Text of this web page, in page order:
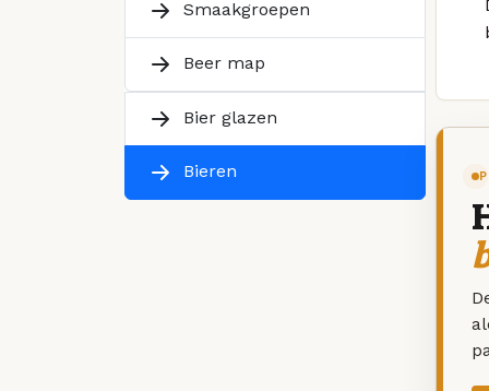
Smaakgroepen
Beer map
Bier glazen
Bieren